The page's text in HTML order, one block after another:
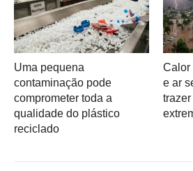
Uma pequena
contaminação pode
comprometer toda a
qualidade do plástico
reciclado
Calor
e ar